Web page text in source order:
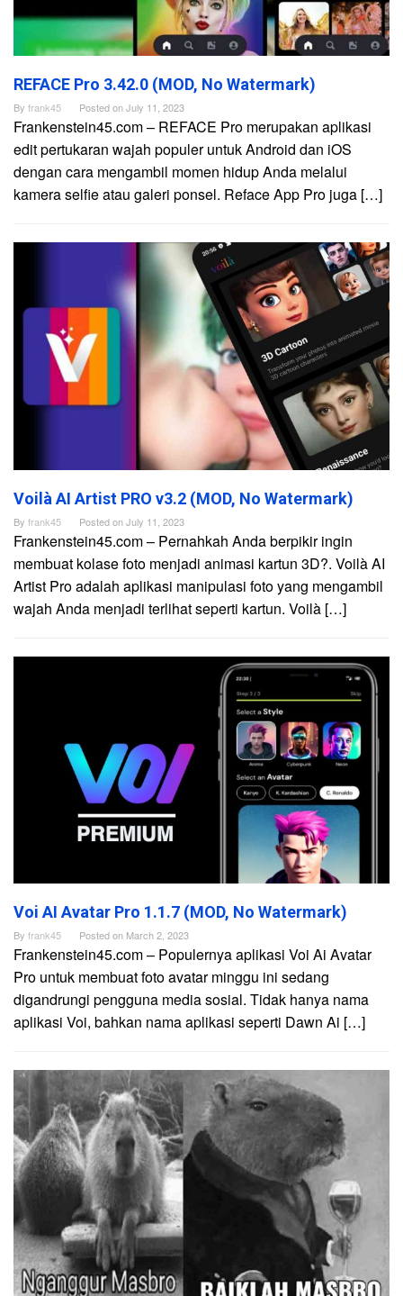
REFACE Pro 3.42.0 (MOD, No Watermark)
By frank45 Posted onJuly 11, 2023
Frankenstein45.com – REFACE Pro merupakan aplikasi
edit pertukaran wajah populer untuk Android dan iOS
dengan cara mengambil momen hidup Anda melalui
kamera selfie atau galeri ponsel. Reface App Pro juga […]
Voilà AI Artist PRO v3.2 (MOD, No Watermark)
By frank45 Posted onJuly 11, 2023
Frankenstein45.com – Pernahkah Anda berpikir ingin
membuat kolase foto menjadi animasi kartun 3D?. Voilà AI
Artist Pro adalah aplikasi manipulasi foto yang mengambil
wajah Anda menjadi terlihat seperti kartun. Voilà […]
Voi AI Avatar Pro 1.1.7 (MOD, No Watermark)
By frank45 Posted on March 2, 2023
Frankenstein45.com – Populernya aplikasi Voi Ai Avatar
Pro untuk membuat foto avatar minggu ini sedang
digandrungi pengguna media sosial. Tidak hanya nama
aplikasi Voi, bahkan nama aplikasi seperti Dawn Ai […]